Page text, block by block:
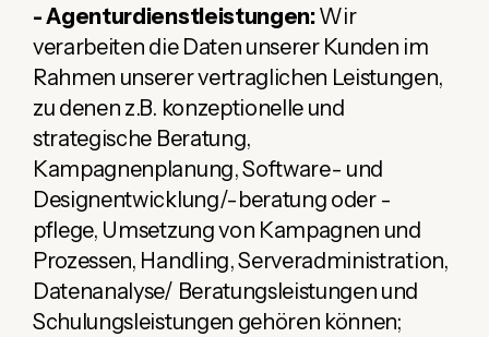
- Agenturdienstleistungen:Wir
verarbeiten die Daten unserer Kunden im
Rahmen unserer vertraglichen Leistungen,
zu denen z.B. konzeptionelle und
strategische Beratung,
Kampagnenplanung, Software- und
Designentwicklung/-beratung oder -
pflege, Umsetzung von Kampagnen und
Prozessen, Handling, Serveradministration,
Datenanalyse/ Beratungsleistungen und
Schulungsleistungen gehören können;